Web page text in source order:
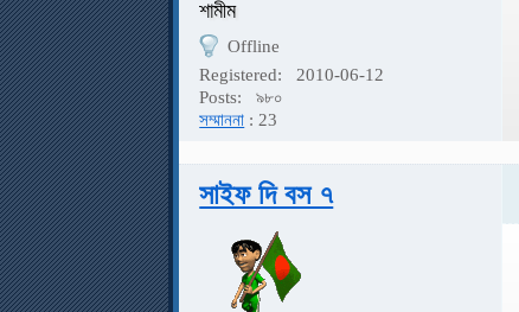
শামীম
Offline
Registered:
2010-06-12
Posts:
৯৮০
সম্মাননা : 23
সাইফ দি বস ৭